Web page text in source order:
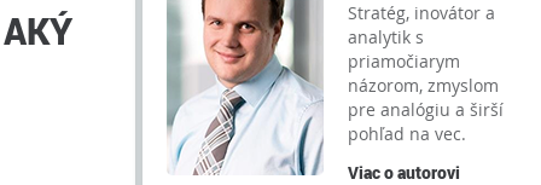
Stratég, inovátor a
analytik s
priamočiarym
názorom, zmyslom
pre analógiu a širší
pohľad na vec.
Viac o autorovi